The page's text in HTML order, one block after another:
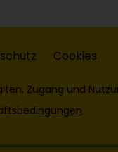
Cookies
Zugang und
.